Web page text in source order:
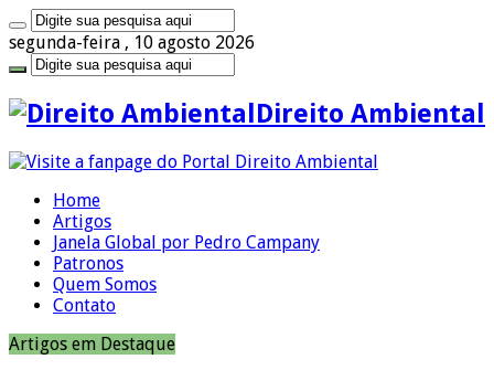
segunda-feira , 10 agosto 2026
Direito Ambiental
Home
Artigos
Janela Global por Pedro Campany
Patronos
Quem Somos
Contato
Artigos em Destaque